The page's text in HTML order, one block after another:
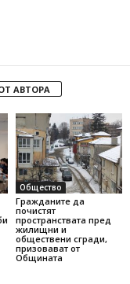
АВТОРА
Общество
Гражданите да
почистят
пространствата пред
жилищни и
обществени сгради,
призовават от
Общината